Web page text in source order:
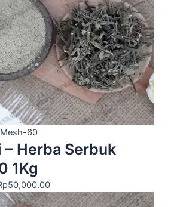
60
– Herba Serbuk
1Kg
50,000.00